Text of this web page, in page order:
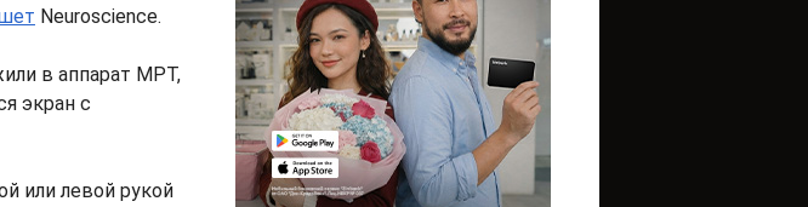
Neuroscience.
в аппарат МРТ,
экран с
или левой рукой